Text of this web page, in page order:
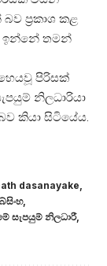
ප්‍රකාශ කළ
ඉන්නේ තමන්
පිරිසක්
නිලධාරියා
කියා සිටියේය.
dasanayake
සැපයුම් නිලධාරී